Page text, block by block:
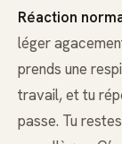
Réaction
léger
prends une
travail, et tu
passe. Tu